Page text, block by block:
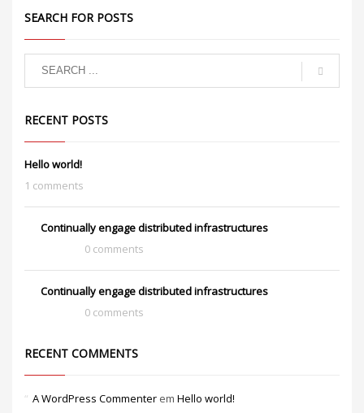
SEARCH FOR POSTS
RECENT POSTS
Hello world!
1 comments
Continually engage distributed infrastructures
0 comments
Continually engage distributed infrastructures
0 comments
RECENT COMMENTS
A WordPress Commenter em Hello world!